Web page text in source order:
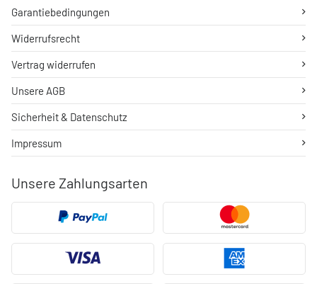
Unsere Zahlungsarten
Garantiebedingungen
Widerrufsrecht
Vertrag widerrufen
Unsere AGB
Sicherheit & Datenschutz
Impressum